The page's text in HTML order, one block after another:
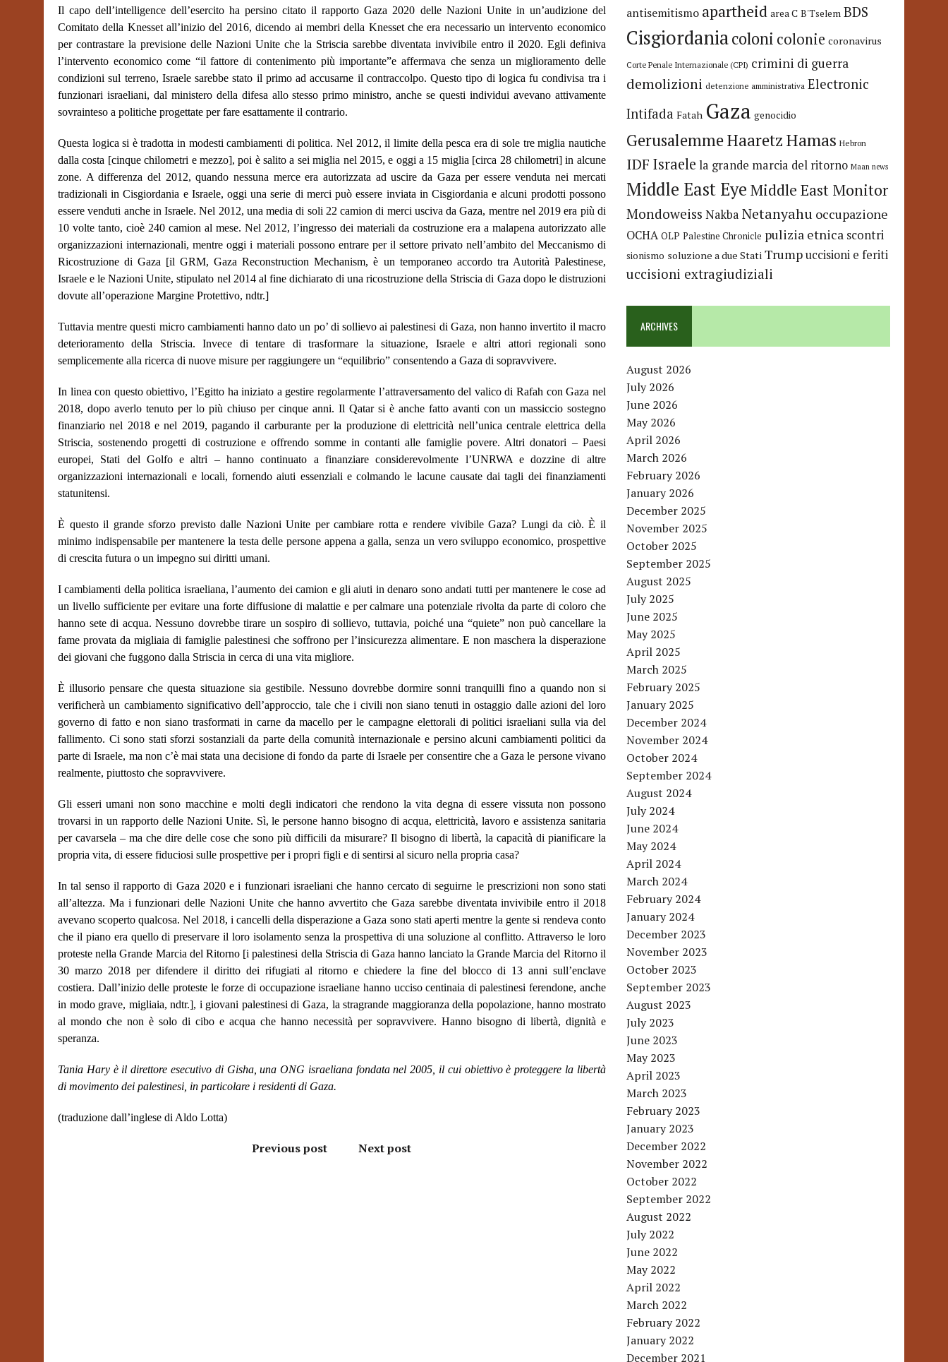
Il capo dell’intelligence dell’esercito ha persino citato il rapporto Gaza 2020 delle Nazioni Unite in un’audizione del
Comitato della Knesset all’inizio del 2016, dicendo ai membri della Knesset che era necessario un intervento economico
per contrastare la previsione delle Nazioni Unite che la Striscia sarebbe diventata invivibile entro il 2020. Egli definiva
l’intervento economico come “il fattore di contenimento più importante”e affermava che senza un miglioramento delle
condizioni sul terreno, Israele sarebbe stato il primo ad accusarne il contraccolpo. Questo tipo di logica fu condivisa tra i
funzionari israeliani, dal ministero della difesa allo stesso primo ministro, anche se questi individui avevano attivamente
sovrainteso a politiche progettate per fare esattamente il contrario.
Questa logica si è tradotta in modesti cambiamenti di politica. Nel 2012, il limite della pesca era di sole tre miglia nautiche
dalla costa [cinque chilometri e mezzo], poi è salito a sei miglia nel 2015, e oggi a 15 miglia [circa 28 chilometri] in alcune
zone. A differenza del 2012, quando nessuna merce era autorizzata ad uscire da Gaza per essere venduta nei mercati
tradizionali in Cisgiordania e Israele, oggi una serie di merci può essere inviata in Cisgiordania e alcuni prodotti possono
essere venduti anche in Israele. Nel 2012, una media di soli 22 camion di merci usciva da Gaza, mentre nel 2019 era più di
10 volte tanto, cioè 240 camion al mese. Nel 2012, l’ingresso dei materiali da costruzione era a malapena autorizzato alle
organizzazioni internazionali, mentre oggi i materiali possono entrare per il settore privato nell’ambito del Meccanismo di
Ricostruzione di Gaza [il GRM, Gaza Reconstruction Mechanism, è un temporaneo accordo tra Autorità Palestinese,
Israele e le Nazioni Unite, stipulato nel 2014 al fine dichiarato di una ricostruzione della Striscia di Gaza dopo le distruzioni
dovute all’operazione Margine Protettivo, ndtr.]
Tuttavia mentre questi micro cambiamenti hanno dato un po’ di sollievo ai palestinesi di Gaza, non hanno invertito il macro
deterioramento della Striscia. Invece di tentare di trasformare la situazione, Israele e altri attori regionali sono
semplicemente alla ricerca di nuove misure per raggiungere un “equilibrio” consentendo a Gaza di sopravvivere.
In linea con questo obiettivo, l’Egitto ha iniziato a gestire regolarmente l’attraversamento del valico di Rafah con Gaza nel
2018, dopo averlo tenuto per lo più chiuso per cinque anni. Il Qatar si è anche fatto avanti con un massiccio sostegno
finanziario nel 2018 e nel 2019, pagando il carburante per la produzione di elettricità nell’unica centrale elettrica della
Striscia, sostenendo progetti di costruzione e offrendo somme in contanti alle famiglie povere. Altri donatori – Paesi
europei, Stati del Golfo e altri – hanno continuato a finanziare considerevolmente l’UNRWA e dozzine di altre
organizzazioni internazionali e locali, fornendo aiuti essenziali e colmando le lacune causate dai tagli dei finanziamenti
statunitensi.
È questo il grande sforzo previsto dalle Nazioni Unite per cambiare rotta e rendere vivibile Gaza? Lungi da ciò. È il
minimo indispensabile per mantenere la testa delle persone appena a galla, senza un vero sviluppo economico, prospettive
di crescita futura o un impegno sui diritti umani.
I cambiamenti della politica israeliana, l’aumento dei camion e gli aiuti in denaro sono andati tutti per mantenere le cose ad
un livello sufficiente per evitare una forte diffusione di malattie e per calmare una potenziale rivolta da parte di coloro che
hanno sete di acqua. Nessuno dovrebbe tirare un sospiro di sollievo, tuttavia, poiché una “quiete” non può cancellare la
fame provata da migliaia di famiglie palestinesi che soffrono per l’insicurezza alimentare. E non maschera la disperazione
dei giovani che fuggono dalla Striscia in cerca di una vita migliore.
È illusorio pensare che questa situazione sia gestibile. Nessuno dovrebbe dormire sonni tranquilli fino a quando non si
verificherà un cambiamento significativo dell’approccio, tale che i civili non siano tenuti in ostaggio dalle azioni del loro
governo di fatto e non siano trasformati in carne da macello per le campagne elettorali di politici israeliani sulla via del
fallimento. Ci sono stati sforzi sostanziali da parte della comunità internazionale e persino alcuni cambiamenti politici da
parte di Israele, ma non c’è mai stata una decisione di fondo da parte di Israele per consentire che a Gaza le persone vivano
realmente, piuttosto che sopravvivere.
Gli esseri umani non sono macchine e molti degli indicatori che rendono la vita degna di essere vissuta non possono
trovarsi in un rapporto delle Nazioni Unite. Sì, le persone hanno bisogno di acqua, elettricità, lavoro e assistenza sanitaria
per cavarsela – ma che dire delle cose che sono più difficili da misurare? Il bisogno di libertà, la capacità di pianificare la
propria vita, di essere fiduciosi sulle prospettive per i propri figli e di sentirsi al sicuro nella propria casa?
In tal senso il rapporto di Gaza 2020 e i funzionari israeliani che hanno cercato di seguirne le prescrizioni non sono stati
all’altezza. Ma i funzionari delle Nazioni Unite che hanno avvertito che Gaza sarebbe diventata invivibile entro il 2018
avevano scoperto qualcosa. Nel 2018, i cancelli della disperazione a Gaza sono stati aperti mentre la gente si rendeva conto
che il piano era quello di preservare il loro isolamento senza la prospettiva di una soluzione al conflitto. Attraverso le loro
proteste nella Grande Marcia del Ritorno [i palestinesi della Striscia di Gaza hanno lanciato la Grande Marcia del Ritorno il
30 marzo 2018 per difendere il diritto dei rifugiati al ritorno e chiedere la fine del blocco di 13 anni sull’enclave
costiera. Dall’inizio delle proteste le forze di occupazione israeliane hanno ucciso centinaia di palestinesi ferendone, anche
in modo grave, migliaia, ndtr.], i giovani palestinesi di Gaza, la stragrande maggioranza della popolazione, hanno mostrato
al mondo che non è solo di cibo e acqua che hanno necessità per sopravvivere. Hanno bisogno di libertà, dignità e
speranza.
Tania Hary è il direttore esecutivo di Gisha, una ONG israeliana fondata nel 2005, il cui obiettivo è proteggere la libertà
di movimento dei palestinesi, in particolare i residenti di Gaza.
(traduzione dall’inglese di Aldo Lotta)
Previous post Next post
antisemitismo apartheid area C B'Tselem BDS
Cisgiordaniacoloni colonie coronavirus
Corte Penale Internazionale (CPI) crimini di guerra
demolizioni detenzione amministrativa Electronic
Intifada Fatah Gaza genocidio
GerusalemmeHaaretzHamas Hebron
IDF Israele la grande marcia del ritorno Maan news
Middle East Eye Middle East Monitor
Mondoweiss Nakba Netanyahu occupazione
OCHA OLP Palestine Chronicle pulizia etnica scontri
sionismo soluzione a due Stati Trumpuccisioni e feriti
uccisioni extragiudiziali
ARCHIVES
August 2026
July 2026
June 2026
May 2026
April 2026
March 2026
February 2026
January 2026
December 2025
November 2025
October 2025
September 2025
August 2025
July 2025
June 2025
May 2025
April 2025
March 2025
February 2025
January 2025
December 2024
November 2024
October 2024
September 2024
August 2024
July 2024
June 2024
May 2024
April 2024
March 2024
February 2024
January 2024
December 2023
November 2023
October 2023
September 2023
August 2023
July 2023
June 2023
May 2023
April 2023
March 2023
February 2023
January 2023
December 2022
November 2022
October 2022
September 2022
August 2022
July 2022
June 2022
May 2022
April 2022
March 2022
February 2022
January 2022
December 2021